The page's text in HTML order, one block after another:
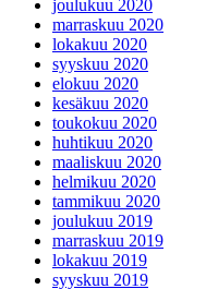
joulukuu 2020
marraskuu 2020
lokakuu 2020
syyskuu 2020
elokuu 2020
kesäkuu 2020
toukokuu 2020
huhtikuu 2020
maaliskuu 2020
helmikuu 2020
tammikuu 2020
joulukuu 2019
marraskuu 2019
lokakuu 2019
syyskuu 2019